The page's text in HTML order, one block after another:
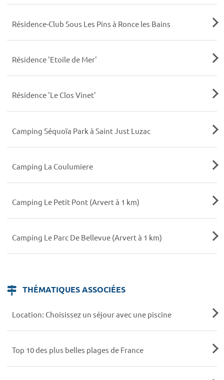
Résidence-Club Sous Les Pins à Ronce les Bains
Résidence 'Etoile de Mer'
Résidence 'Le Clos Vinet'
Camping Séquoïa Park à Saint Just Luzac
Camping La Coulumiere
Camping Le Petit Pont (Arvert à 1 km)
Camping Le Parc De Bellevue (Arvert à 1 km)
THÉMATIQUES ASSOCIÉES
Location: Choisissez un séjour avec une piscine
Top 10 des plus belles plages de France